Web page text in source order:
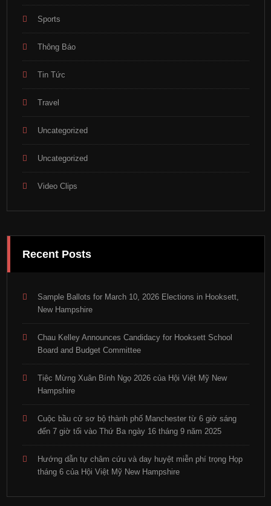
Sports
Thông Báo
Tin Tức
Travel
Uncategorized
Uncategorized
Video Clips
Recent Posts
Sample Ballots for March 10, 2026 Elections in Hooksett,
New Hampshire
Chau Kelley Announces Candidacy for Hooksett School
Board and Budget Committee
Tiệc Mừng Xuân Bính Ngọ 2026 của Hội Việt Mỹ New
Hampshire
Cuộc bầu cử sơ bộ thành phố Manchester từ 6 giờ sáng
đến 7 giờ tối vào Thứ Ba ngày 16 tháng 9 năm 2025
Hướng dẫn tự châm cứu và day huyệt miễn phí trọng Họp
tháng 6 của Hội Việt Mỹ New Hampshire